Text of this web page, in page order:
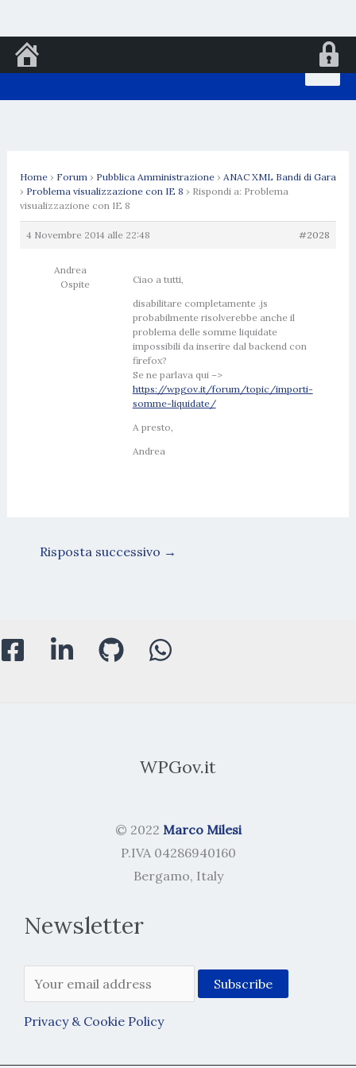
al
Home › Forum › Pubblica Amministrazione › ANAC XML Bandi di Gara
› Problema visualizzazione con IE 8 › Rispondi a: Problema
visualizzazione con IE 8
4 Novembre 2014 alle 22:48 #2028
Andrea
Ospite
Ciao a tutti,
disabilitare completamente .js
probabilmente risolverebbe anche il
problema delle somme liquidate
impossibili da inserire dal backend con
firefox?
Se ne parlava qui –>
https://wpgov.it/forum/topic/importi-
somme-liquidate/
A presto,
Andrea
Risposta successivo →
WPGov.it
© 2022 Marco Milesi
P.IVA 04286940160
Bergamo, Italy
Newsletter
Privacy & Cookie Policy